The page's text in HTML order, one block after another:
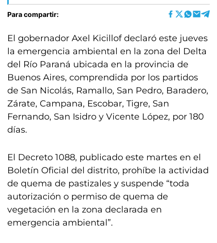
Para compartir:
El gobernador Axel Kicillof declaró este jueves
la emergencia ambiental en la zona del Delta
del Río Paraná ubicada en la provincia de
Buenos Aires, comprendida por los partidos
de San Nicolás, Ramallo, San Pedro, Baradero,
Zárate, Campana, Escobar, Tigre, San
Fernando, San Isidro y Vicente López, por 180
días.
El Decreto 1088, publicado este martes en el
Boletín Oficial del distrito, prohíbe la actividad
de quema de pastizales y suspende “toda
autorización o permiso de quema de
vegetación en la zona declarada en
emergencia ambiental”.